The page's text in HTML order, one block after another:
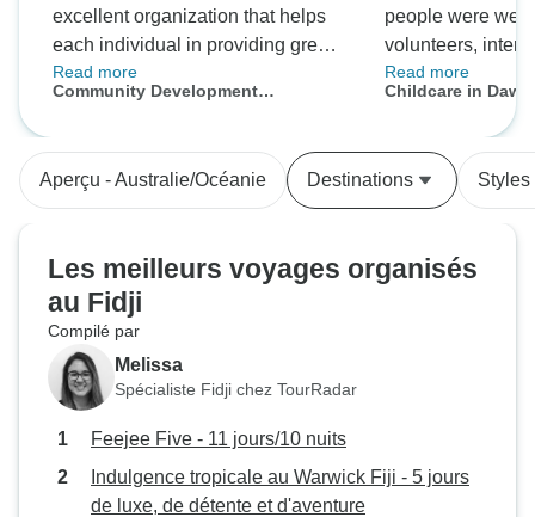
excellent organization that helps
each individual in providing great
opportunities. There were a lot of
things I did on the trip that I never
pigerry, chopped down a tree with
a machete and built some steps.
with the harder jobs. I spent a lot of
my free time with a a Fijian family
who welcomed me in their home
and provided me with great meals.
I highly recommend this project to
anyone to wants to do something
Read more
Community Development
people were
volunteers,
had a great time
a bit longer if not
Read more
Childcare in
Aperçu - Australie/Océanie Destinations Styles
Les meilleurs voyages organisés
au Fidji
Compilé par
Melissa
Spécialiste Fidji chez TourRadar
Feejee Five - 11 jours/10 nuits
Indulgence tropicale au Warwick Fiji - 5 jours
de luxe, de détente et d'aventure